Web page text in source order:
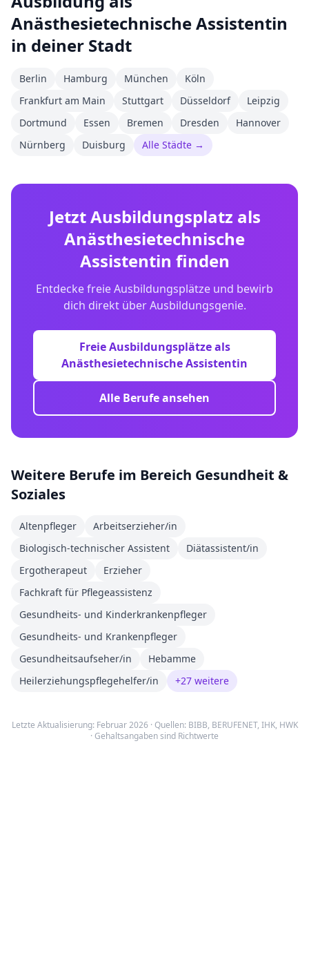
Anästhesietechnische Assistentin
in deiner Stadt
Berlin Hamburg München
Köln
Frankfurt am Main
Stuttgart Düsseldorf
Leipzig
Dortmund
Essen Bremen Dresden
Hannover
Nürnberg
Duisburg Alle Städte →
Jetzt Ausbildungsplatz als
Anästhesietechnische
Assistentin finden
Entdecke freie Ausbildungsplätze und bewirb
dich direkt über Ausbildungsgenie.
Freie Ausbildungsplätze als
Anästhesietechnische Assistentin
Alle Berufe ansehen
Weitere Berufe im Bereich Gesundheit &
Soziales
Altenpfleger
Arbeitserzieher/in
Biologisch-technischer Assistent
Diätassistent/in
Ergotherapeut
Erzieher
Fachkraft für Pflegeassistenz
Gesundheits- und Kinderkrankenpfleger
Gesundheits- und Krankenpfleger
Gesundheitsaufseher/in
Hebamme
Heilerziehungspflegehelfer/in
+27 weitere
Letzte Aktualisierung: Februar 2026 · Quellen: BIBB, BERUFENET, IHK, HWK
· Gehaltsangaben sind Richtwerte